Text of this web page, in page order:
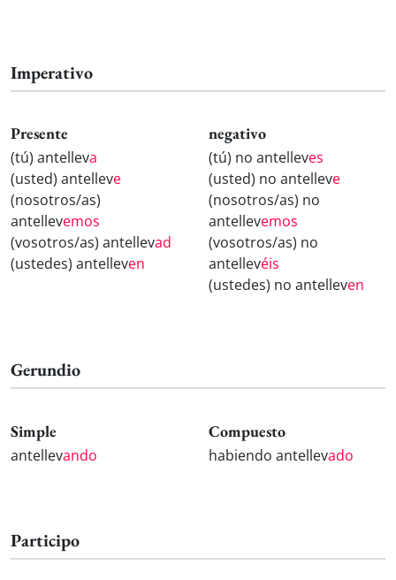
Imperativo
Presente
(tú) antelleva
(usted) antelleve
(nosotros/as)
antellevemos
(vosotros/as) antellevad
(ustedes) antelleven
negativo
(tú) no antelleves
(usted) no antelleve
(nosotros/as) no
antellevemos
(vosotros/as) no
antellevéis
(ustedes) no antelleven
Gerundio
Simple
antellevando
Compuesto
habiendo antellevado
Participo